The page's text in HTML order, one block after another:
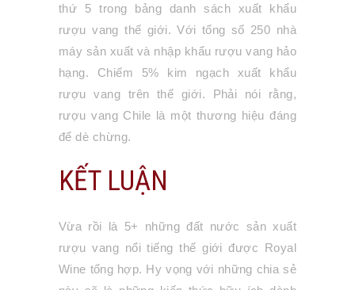
thứ 5 trong bảng danh sách xuất khẩu
rượu vang thế giới. Với tổng số 250 nhà
máy sản xuất và nhập khẩu rượu vang hảo
hạng. Chiếm 5% kim ngạch xuất khẩu
rượu vang trên thế giới. Phải nói rằng,
rượu vang Chile là một thương hiệu đáng
để dè chừng.
KẾT LUẬN
Vừa rồi là 5+ những đất nước sản xuất
rượu vang nổi tiếng thế giới được Royal
Wine tổng hợp. Hy vọng với những chia sẻ